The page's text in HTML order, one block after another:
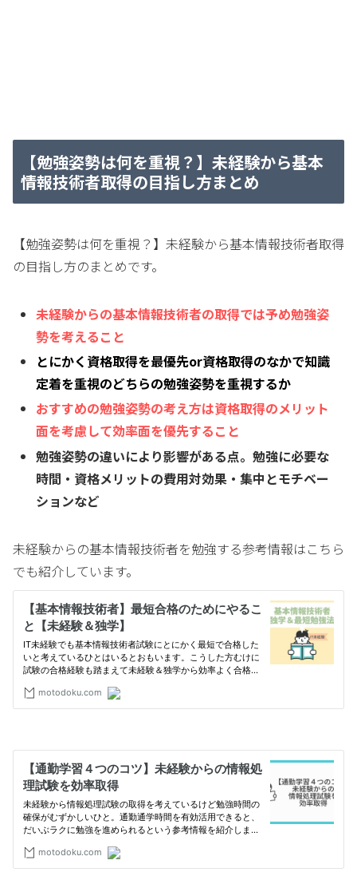
【勉強姿勢は何を重視？】未経験から基本
情報技術者取得の目指し方まとめ
【勉強姿勢は何を重視？】未経験から基本情報技術者取得
の目指し方のまとめです。
未経験からの基本情報技術者の取得では予め勉強姿
勢を考えること
とにかく資格取得を最優先or資格取得のなかで知識
定着を重視のどちらの勉強姿勢を重視するか
おすすめの勉強姿勢の考え方は資格取得のメリット
面を考慮して効率面を優先すること
勉強姿勢の違いにより影響がある点。勉強に必要な
時間・ 資格メリットの費用対効果・集中とモチベー
ションなど
未経験からの基本情報技術者を勉強する参考情報はこちら
でも紹介しています。